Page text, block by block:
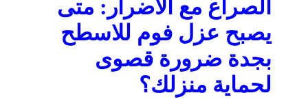
الصراع مع الأضرار: متى
يصبح عزل فوم للاسطح
بجدة ضرورة قصوى
لحماية منزلك؟